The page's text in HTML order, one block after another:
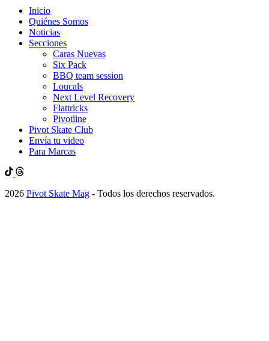
Inicio
Quiénes Somos
Noticias
Secciones
Caras Nuevas
Six Pack
BBQ team session
Loucals
Next Level Recovery
Flattricks
Pivotline
Pivot Skate Club
Envía tu video
Para Marcas
2026 Pivot Skate Mag - Todos los derechos reservados.